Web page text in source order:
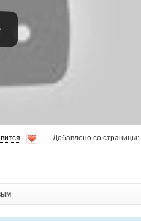
Добавлено со страницы: